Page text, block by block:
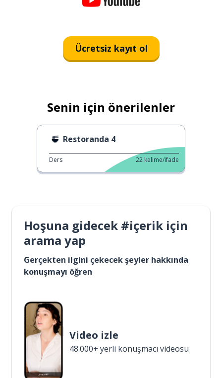
Ücretsiz kayıt ol
Senin için önerilenler
Restoranda 4
Ders 22 kelime/ifade
Hoşuna gidecek #içerik için
arama yap
Gerçekten ilgini çekecek şeyler hakkında
konuşmayı öğren
Video izle
48.000+ yerli konuşmacı videosu